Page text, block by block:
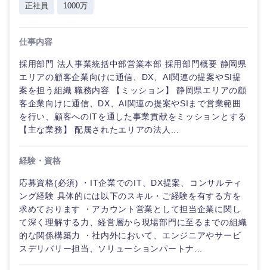
ご希望の職種を選択してください
経営企
ご希望の職種を選択してください
経営企画・事業企画
ご希望の業界を選択してください
商社・卸
ご希望の勤務地を選択してください
北海道・東北地方
ご希望条件を入力ください
正社員
1000万
仕事内容
採用部門 法人事業統括中部営業本部 採用部門概要 静岡県
エリアの顧客企業向けに通信、DX、AI関連の提案やSI提
案を担う組織 職務内容 【ミッション】 静岡県エリアの顧
客企業向けに通信、DX、AI関連の提案やSIまで営業範囲
を行い、顧客へのITを通した事業貢献をミッションとする
【主な業務】 配属されたエリアの法人...
経験・資格
応募資格(必須) ・IT企業でのIT、DX提案、コンサルティ
ング経験 具体的には以下のスキル・ご経験を有する方を
求めております ・アカウント営業として担当企業に関し
て深く理解する力、経営層から現場部門に至るまでの組織
的な関係構築力 ・社内外において、エンジニアやサービ
スデリバリー担当、ソリューションパートナ...